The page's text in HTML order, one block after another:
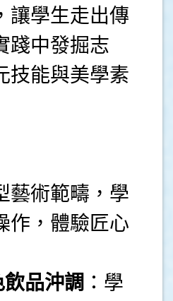
讓學生走出傳
踐中發掘志
技能與美學素
藝術範疇，學
作，體驗匠心
品沖調 ：學